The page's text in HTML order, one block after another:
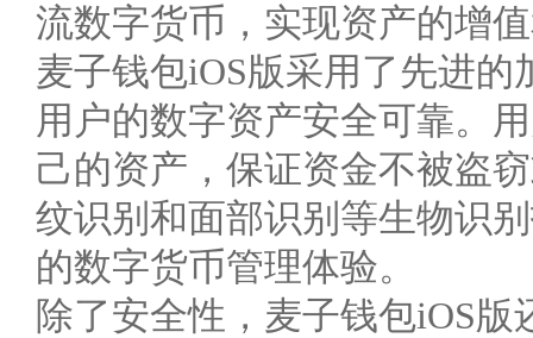
流数字货币，实现资产的增
麦子钱包iOS版采用了先进
用户的数字资产安全可靠。
己的资产，保证资金不被盗
纹识别和面部识别等生物识
的数字货币管理体验。
除了安全性，麦子钱包iOS